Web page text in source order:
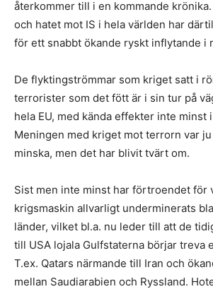
återkommer till i en kommande
och hatet mot IS i hela världen har
för ett snabbt ökande ryskt inflytande i
De flyktingströmmar som kriget satt i
terrorister som det fött är i sin tur på
hela EU, med kända effekter inte minst
Meningen med kriget mot terrorn var
minska, men det har blivit tvärt om.
Sist men inte minst har förtroendet för
krigsmaskin allvarligt underminerats
länder, vilket bl.a. nu leder till att de
till USA lojala Gulfstaterna börjar treva
T.ex. Qatars närmande till Iran och
mellan Saudiarabien och Ryssland.